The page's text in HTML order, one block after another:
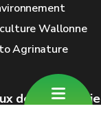
Wallonne
Agrinature
de la Wallonie